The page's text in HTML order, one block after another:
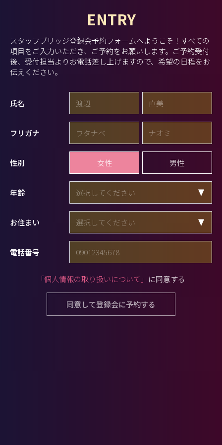
ENTRY
スタッフブリッジ登録会予約フォームへようこそ！ すべての
項目をご入力いただき、ご予約をお願いします。 ご予約受付
後、受付担当よりお電話差し上げますので、希望の日程をお
伝えください。
氏名
フリガナ
性別 女性 男性
年齢
お住まい
電話番号
「個人情報の取り扱いについて」 に同意する
同意して登録会に予約する